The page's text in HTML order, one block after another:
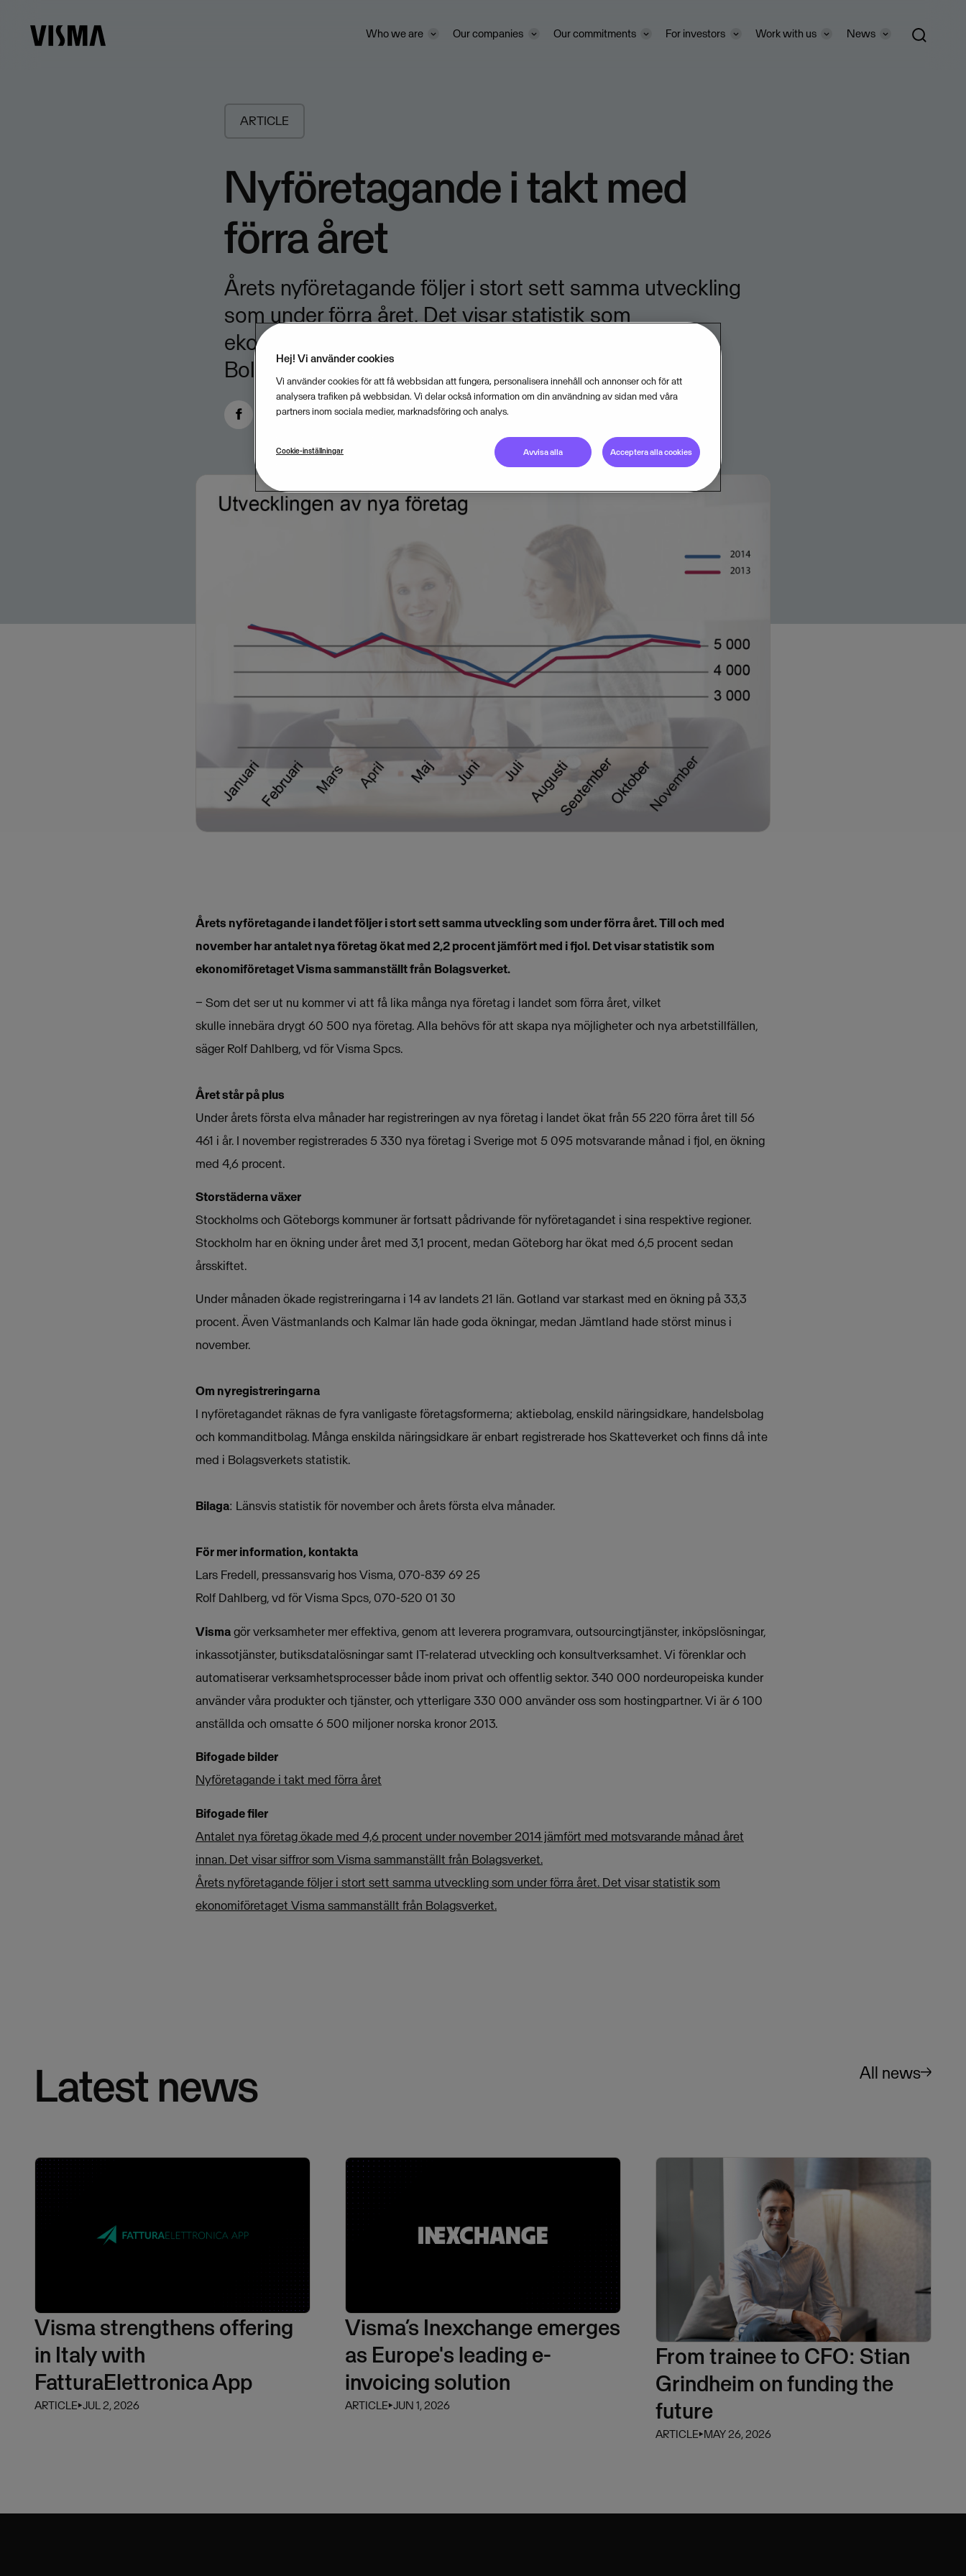
Who we are Our companies Our commitments For investors Work with us News
ARTICLE
​Nyföretagande i takt med
förra året
Årets nyföretagande följer i stort sett samma utveckling
som under förra året. Det visar statistik som
ekonomiföretaget Visma sammanställt från
Bolagsverket.
DECEMBER 1, 20142 MIN READ
Årets nyföretagande i landet följer i stort sett samma utveckling som under förra året. Till och med
november har antalet nya företag ökat med 2,2 procent jämfört med i fjol.Det visar statistik som
ekonomiföretaget Visma sammanställt från Bolagsverket.
− Som det ser ut nu kommer vi att få lika många nya företag i landet som förra året, vilket
skulle innebära drygt 60 500 nya företag. Alla behövs för att skapa nya möjligheter och nya arbetstillfällen,
säger Rolf Dahlberg, vd för Visma Spcs.
Året står på plus
Under årets första elva månader har registreringen av nya företag i landet ökat från 55 220 förra året till 56
461 i år. I november registrerades 5 330 nya företag i Sverige mot 5 095 motsvarande månad i fjol, en ökning
med 4,6 procent.
Storstäderna växer
Stockholms och Göteborgs kommuner är fortsatt pådrivande för nyföretagandet i sina respektive regioner.
Stockholm har en ökning under året med 3,1 procent, medan Göteborg har ökat med 6,5 procent sedan
årsskiftet.
Under månaden ökade registreringarna i 14 av landets 21 län. Gotland var starkast med en ökning på 33,3
procent. Även Västmanlands och Kalmar län hade goda ökningar, medan Jämtland hade störst minus i
november.
Om nyregistreringarna
I nyföretagandet räknas de fyra vanligaste företagsformerna; aktiebolag, enskild näringsidkare, handelsbolag
och kommanditbolag. Många enskilda näringsidkare är enbart registrerade hos Skatteverket och finns då inte
med i Bolagsverkets statistik.
Bilaga: Länsvis statistik för november och årets första elva månader.
För mer information, kontakta
Lars Fredell, pressansvarig hos Visma, 070-839 69 25
Rolf Dahlberg, vd för Visma Spcs, 070-520 01 30
Vismagör verksamheter mer effektiva, genom att leverera programvara, outsourcingtjänster, inköpslösningar,
inkassotjänster, butiksdatalösningar samt IT-relaterad utveckling och konsultverksamhet. Vi förenklar och
automatiserar verksamhetsprocesser både inom privat och offentlig sektor. 340 000 nordeuropeiska kunder
använder våra produkter och tjänster, och ytterligare 330 000 använder oss som hostingpartner. Vi är 6 100
anställda och omsatte 6 500 miljoner norska kronor 2013.
Bifogade bilder
Nyföretagande i takt med förra året
Bifogade filer
Antalet nya företag ökade med 4,6 procent under november 2014 jämfört med motsvarande månad året
innan. Det visar siffror som Visma sammanställt från Bolagsverket.
Årets nyföretagande följer i stort sett samma utveckling som under förra året. Det visar statistik som
ekonomiföretaget Visma sammanställt från Bolagsverket.
Latest news All news
Visma strengthens offering
in Italy with
FatturaElettronica App
ARTICLE⏵JUL 2, 2026
Visma’s Inexchange emerges
as Europe's leading e-
invoicing solution
ARTICLE⏵JUN 1, 2026
From trainee to CFO: Stian
Grindheim on funding the
future
ARTICLE⏵MAY 26, 2026
Hej! Vi använder cookies
Vi använder cookies för att få webbsidan att fungera, personalisera innehåll och annonser och för att
analysera trafiken på webbsidan. Vi delar också information om din användning av sidan med våra
partners inom sociala medier, marknadsföring och analys.
Cookie-inställningar Avvisa alla Acceptera alla cookies